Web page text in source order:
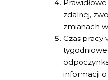
zdalnej,
zmianach
Czas pracy
informacji